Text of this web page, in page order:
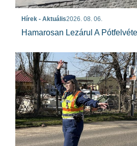
Hírek - Aktuális2026. 08. 06.
Hamarosan Lezárul A